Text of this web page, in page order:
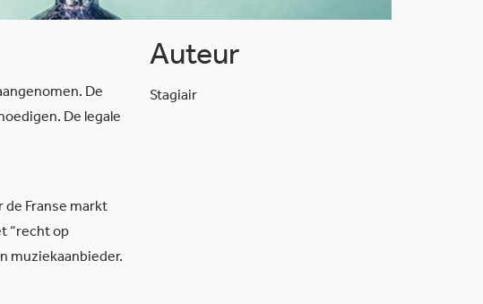
De
De legale
Franse markt
“recht op
muziekaanbieder.
Auteur
Stagiair